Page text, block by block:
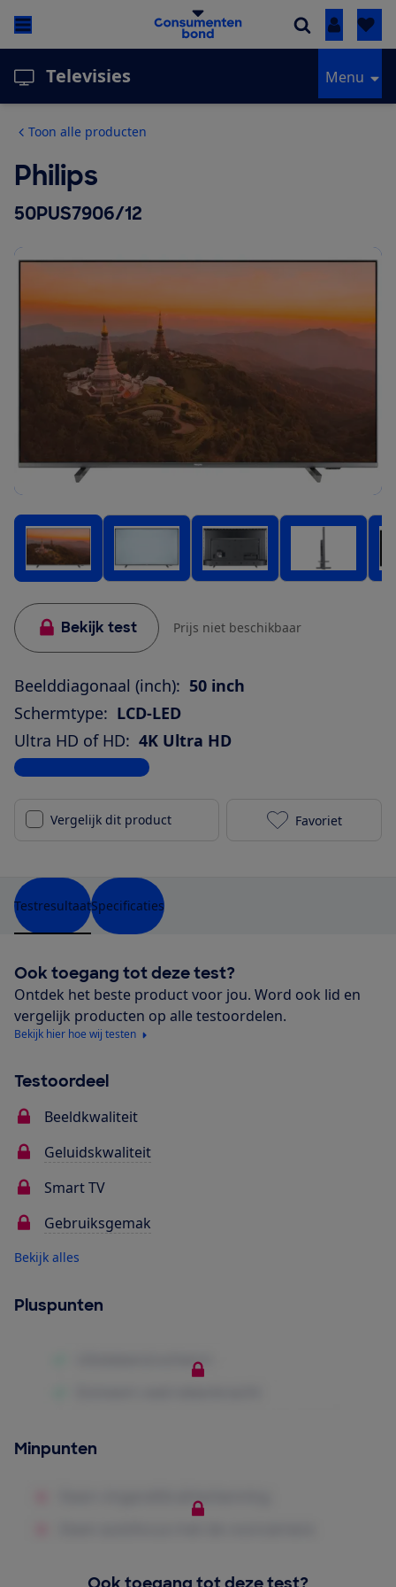
Inloggen
Televisies Menu
Toon alle producten
Philips
50PUS7906/12
Bekijk test Prijs niet beschikbaar
Beelddiagonaal (inch): 50 inch
Schermtype: LCD-LED
Ultra HD of HD: 4K Ultra HD
Bekijk alle specificaties
Vergelijk dit product Philips
Favoriet
TestresultaatSpecificaties
Ook toegang tot deze test?
Ontdek het beste product voor jou. Word ook lid en
vergelijk producten op alle testoordelen.
Bekijk hier hoe wij testen
Testoordeel
Beeldkwaliteit
Geluidskwaliteit
Smart TV
Gebruiksgemak
Bekijk alles
Pluspunten
Minpunten